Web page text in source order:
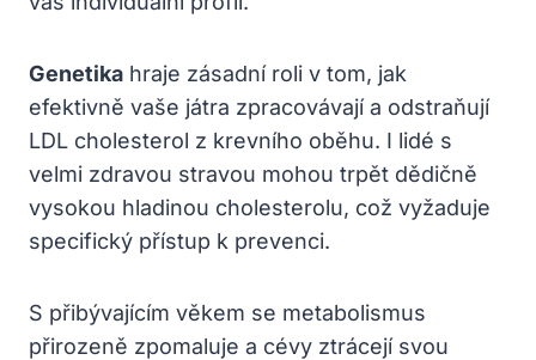
Genetika hraje zásadní roli v tom, jak
efektivně vaše játra zpracovávají a odstraňují
LDL cholesterol z krevního oběhu. I lidé s
velmi zdravou stravou mohou trpět dědičně
vysokou hladinou cholesterolu, což vyžaduje
specifický přístup k prevenci.
S přibývajícím věkem se metabolismus
přirozeně zpomaluje a cévy ztrácejí svou